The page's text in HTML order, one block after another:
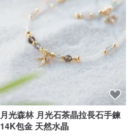
月光森林 月光石茶晶拉長石手鍊
14K包金 天然水晶